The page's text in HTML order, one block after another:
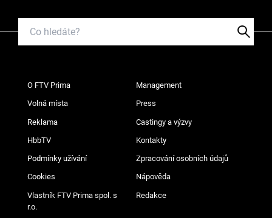
O FTV Prima Management
Volná místa Press
Reklama Castingy a výzvy
HbbTV Kontakty
Podmínky užívání Zpracování osobních údajů
Cookies Nápověda
Vlastník FTV Prima spol. s
r.o.
Redakce